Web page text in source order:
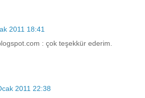
2011 18:41
: çok teşekkür ederim.
2011 22:38